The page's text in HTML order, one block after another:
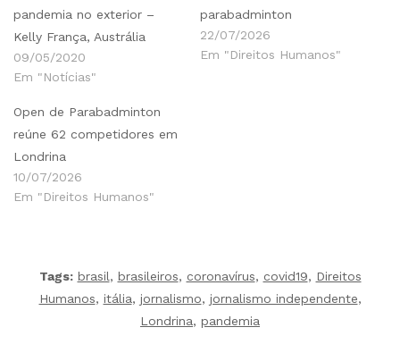
pandemia no exterior –
Kelly França, Austrália
09/05/2020
Em "Notícias"
parabadminton
22/07/2026
Em "Direitos Humanos"
Open de Parabadminton
reúne 62 competidores em
Londrina
10/07/2026
Em "Direitos Humanos"
Tags: brasil, brasileiros, coronavírus, covid19, Direitos
Humanos, itália, jornalismo, jornalismo independente,
Londrina, pandemia